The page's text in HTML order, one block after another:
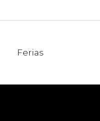
Ferias